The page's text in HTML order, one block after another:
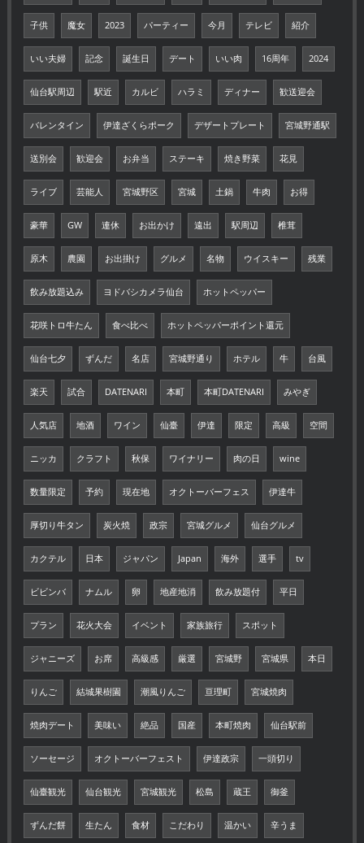
子供 魔女 2023 パーティー 今月 テレビ 紹介
いい夫婦 記念 誕生日 デート いい肉 16周年 2024
仙台駅周辺 駅近 カルビ ハラミ ディナー 歓送迎会
バレンタイン 伊達ざくらポーク デザートプレート 宮城野通駅
送別会 歓迎会 お弁当 ステーキ 焼き野菜 花見
ライブ 芸能人 宮城野区 宮城 土鍋 牛肉 お得
豪華 GW 連休 お出かけ 遠出 駅周辺 椎茸
原木 農園 お出掛け グルメ 名物 ウイスキー 残業
飲み放題込み ヨドバシカメラ仙台 ホットペッパー
花咲トロ牛たん 食べ比べ ホットペッパーポイント還元
仙台七夕 ずんだ 名店 宮城野通り ホテル 牛 台風
楽天 試合 DATENARI 本町 本町DATENARI みやぎ
人気店 地酒 ワイン 仙臺 伊達 限定 高級 空間
ニッカ クラフト 秋保 ワイナリー 肉の日 wine
数量限定 予約 現在地 オクトーバーフェス 伊達牛
厚切り牛タン 炭火焼 政宗 宮城グルメ 仙台グルメ
カクテル 日本 ジャパン Japan 海外 選手 tv
ビビンバ ナムル 卵 地産地消 飲み放題付 平日
プラン 花火大会 イベント 家族旅行 スポット
ジャニーズ お席 高級感 厳選 宮城野 宮城県 本日
りんご 結城果樹園 潮風りんご 亘理町 宮城焼肉
焼肉デート 美味い 絶品 国産 本町焼肉 仙台駅前
ソーセージ オクトーバーフェスト 伊達政宗 一頭切り
仙臺観光 仙台観光 宮城観光 松島 蔵王 御釜
ずんだ餅 生たん 食材 こだわり 温かい 辛うま